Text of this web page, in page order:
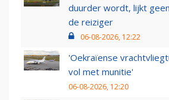
duurder wordt, lijkt
de reiziger
06-08-2026, 12:22
'Oekraïense
vol met munitie'
06-08-2026, 12:20